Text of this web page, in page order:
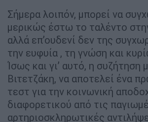
Σήμερα λοιπόν, μπορεί να
μερικώς έστω το ταλέντο
αλλά επ’ουδενί δεν της
την ευφυία , τη γνώση και
Ίσως και γι’ αυτό, η συζήτηση
Βιτετζάκη, να αποτελεί ένα
τεστ για την κοινωνική
διαφορετικού από τις
αρτηριοσκληρωτικές